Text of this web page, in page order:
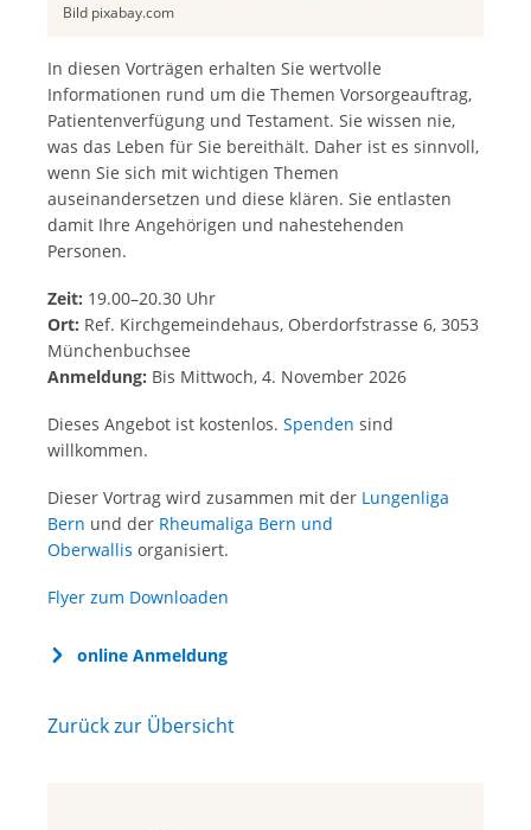
Bild pixabay.com
In diesen Vorträgen erhalten Sie wertvolle
Informationen rund um die Themen Vorsorgeauftrag,
Patientenverfügung und Testament. Sie wissen nie,
was das Leben für Sie bereithält. Daher ist es sinnvoll,
wenn Sie sich mit wichtigen Themen
auseinandersetzen und diese klären. Sie entlasten
damit Ihre Angehörigen und nahestehenden
Personen.
Zeit: 19.00–20.30 Uhr
Ort: Ref. Kirchgemeindehaus, Oberdorfstrasse 6, 3053
Münchenbuchsee
Anmeldung: Bis Mittwoch, 4. November 2026
Dieses Angebot ist kostenlos. Spenden sind
willkommen.
Dieser Vortrag wird zusammen mit der Lungenliga
Bern und der Rheumaliga Bern und
Oberwallis organisiert.
Flyer zum Downloaden
online Anmeldung
Zurück zur Übersicht